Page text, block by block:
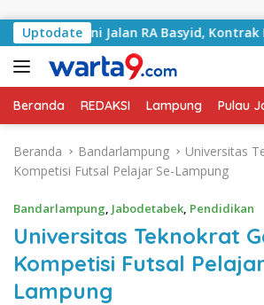
Uptodate
Jalan RA Basyid, Kontrak Proyek
Beranda REDAKSI Lampung Pulau
Beranda Bandarlampung
Universitas
Kompetisi Futsal Pelajar Se-Lampung
Bandarlampung, Jabodetabek, Pendidikan
Universitas Teknokrat
Kompetisi Futsal
Lampung